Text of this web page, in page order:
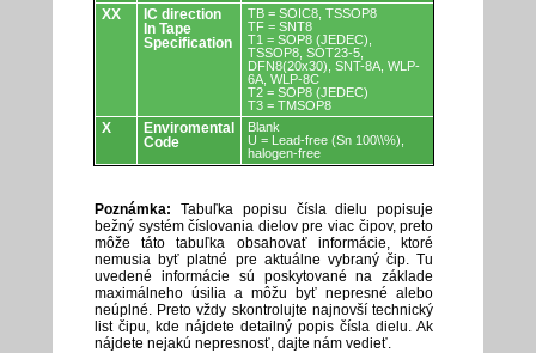
XX
IC direction
In Tape
Specification
TB = SOIC8, TSSOP8
TF = SNT8
T1 = SOP8 (JEDEC),
TSSOP8, SOT23-5,
DFN8(20x30), SNT-8A, WLP-
6A, WLP-8C
T2 = SOP8 (JEDEC)
T3 = TMSOP8
X
Enviromental
Code
Blank
U = Lead-free (Sn 100\\%),
halogen-free
Poznámka: Tabuľka popisu čísla dielu popisuje
bežný systém číslovania dielov pre viac čipov, preto
môže táto tabuľka obsahovať informácie, ktoré
nemusia byť platné pre aktuálne vybraný čip. Tu
uvedené informácie sú poskytované na základe
maximálneho úsilia a môžu byť nepresné alebo
neúplné. Preto vždy skontrolujte najnovší technický
list čipu, kde nájdete detailný popis čísla dielu. Ak
nájdete nejakú nepresnosť, dajte nám vedieť.